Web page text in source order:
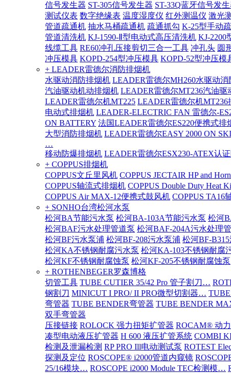
信号发生器 ST-305信号发生器 ST-33Q蓝牙信号发
测试仪表 数字绝缘表 温度湿度仪 红外测温仪 激光
管道疏通机 抽水马桶疏通机 疏通抓勾 K-25型手动
管道清洗机 KJ-1590-Ⅱ型电动式高压清洗机 KJ-2200
线缆工具 RE60冲孔压接剪切三合一工具 冲孔头 圆
冲压模具 KOPD-254型冲压模具 KOPD-52型冲压模
+ LEADER雷德尔消防排烟机
水驱动消防排烟机 LEADER雷德尔MH260水驱动
汽油驱动机动排烟机 LEADER雷德尔MT236汽油
LEADER雷德尔机MT225 LEADER雷德尔机MT236
电动式排烟机 LEADER-ELECTRIC FAN 雷德尔-
ON BATTERY 法国LEADER雷德尔ES220便携式
大型消防排烟机 LEADER雷德尔EASY 2000 ON
…
移动防爆排烟机 LEADER雷德尔ESX230-ATEX认
+ COPPUS排烟机
COPPUS文丘里风机 COPPUS JECTAIR HP and
COPPUS轴流式排烟机 COPPUS Double Duty Heat
COPPUS Air MAX-12便携式鼓风机 COPPUS TA16
+ SONHO台湾松河水泵
松河BA节能污水泵 松河BA-103A节能污水泵 松河
松河BAF污水处理管道泵 松河BAF-204A污水处理
松河BF污水泵浦 松河BF-208污水泵浦 松河BF-
松河KA不锈钢耐腐污水泵 松河KA-103不锈钢耐腐
松河KF不锈钢耐腐蚀泵 松河KF-205不锈钢耐腐蚀泵
+ ROTHENBEGER罗森博格
切管工具 TUBE CUTIER 35/42 Pro 管子割刀…
钢割刀 MINICUT I PRO/ II PRO微型切割器…
弯管器 TUBE BENDER弯管器 TUBE BENDER
双手弯管器
压接链接 ROLOCK 强力扭矩扩管器 ROCAM® 动
凑型电动液压扩管器 H 600 液压扩管系统 COMBI
检测及泄漏检测 RP PRO Ill电动测试泵 ROTEST
探测及定位 ROSCOPE® i2000管道内窥镜
25/16模块… ROSCOPE i2000 Module TEC检测模…